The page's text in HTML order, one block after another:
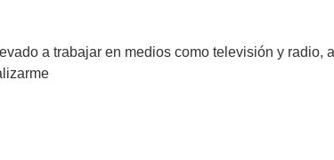
a trabajar en medios como televisión y